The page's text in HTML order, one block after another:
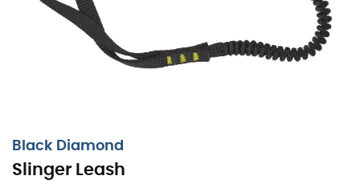
Black Diamond
Slinger Leash